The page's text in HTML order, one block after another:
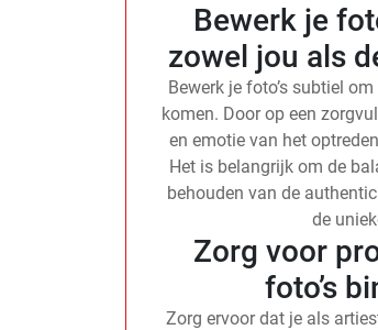
Bewerk je
zowel jou als
Bewerk je foto’s subtiel
komen. Door op een
en emotie van het
Het is belangrijk om de
behouden van de
de
Zorg voor
foto’s
Zorg ervoor dat je als